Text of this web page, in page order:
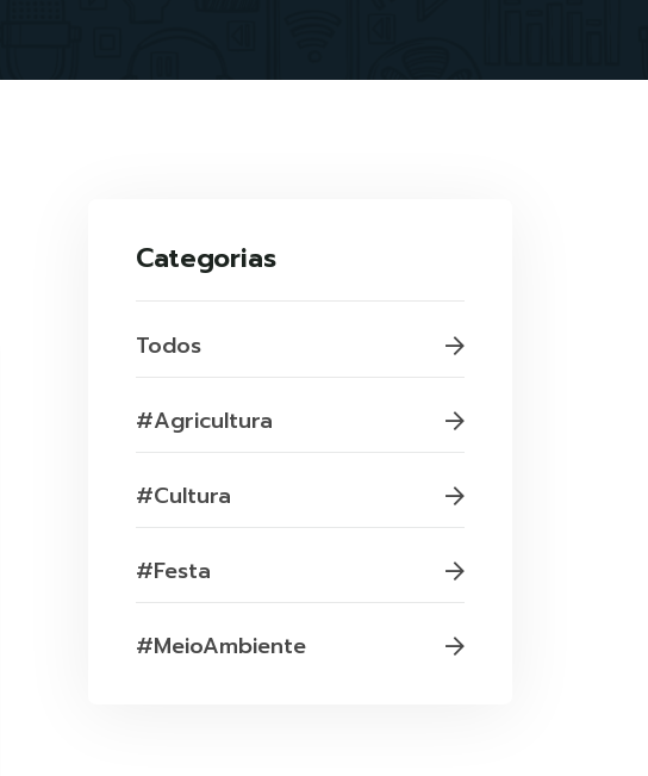
Categorias
Todos
#Agricultura
#Cultura
#Festa
#MeioAmbiente